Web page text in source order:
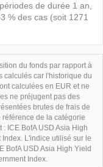
périodes de durée 1 an
% des cas (soit 1271
du fonds par rapport à
calculés car l'historique du
calculées en EUR et ne
ne préjugent pas des
brutes de frais de
référence de la catégorie
ICE BofA USD Asia High
L'indice utilisé sur le
BofA USD Asia High Yield
Index.